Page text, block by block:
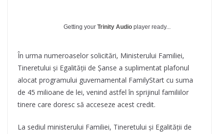
Getting your Trinity Audio player ready...
În urma numeroaselor solicitări, Ministerului Familiei,
Tineretului și Egalității de Șanse a suplimentat plafonul
alocat programului guvernamental FamilyStart cu suma
de 45 milioane de lei, venind astfel în sprijinul familiilor
tinere care doresc să acceseze acest credit.
La sediul ministerului Familiei, Tineretului și Egalității de